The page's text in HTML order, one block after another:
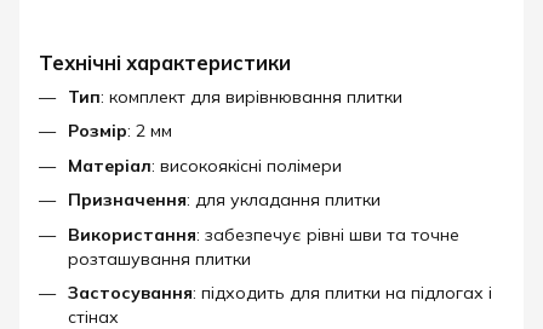
Технічні характеристики
Тип: комплект для вирівнювання плитки
Розмір: 2 мм
Матеріал: високоякісні полімери
Призначення: для укладання плитки
Використання: забезпечує рівні шви та точне
розташування плитки
Застосування: підходить для плитки на підлогах і
стінах